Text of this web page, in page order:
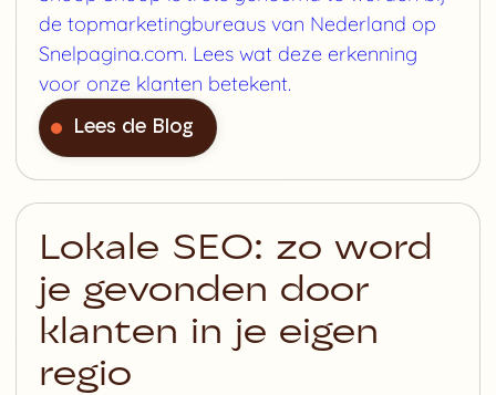
de topmarketingbureaus van Nederland op
Snelpagina.com. Lees wat deze erkenning
voor onze klanten betekent.
Lees de Blog
Lokale SEO: zo word
je gevonden door
klanten in je eigen
regio